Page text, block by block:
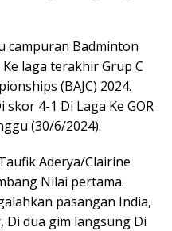
campuran Badminton
laga terakhir Grup C
(BAJC) 2024.
4-1 Di Laga Ke GOR
(30/6/2024).
Aderya/Clairine
Nilai pertama.
pasangan India,
Di dua gim langsung Di